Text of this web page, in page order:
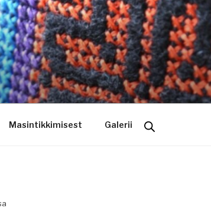
kodukoha pusad, personaliseeritud
Masintikkimisest Galerii